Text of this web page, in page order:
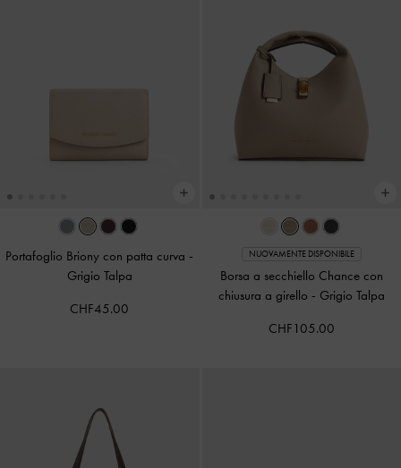
Portafoglio Briony con patta curva -
Grigio Talpa
CHF45.00
NUOVAMENTE DISPONIBILE
Borsa a secchiello Chance con
chiusura a girello - Grigio Talpa
CHF105.00